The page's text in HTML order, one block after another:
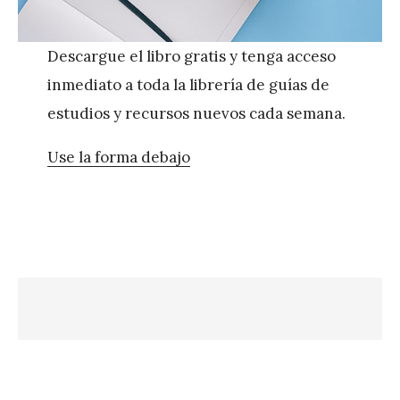
Descargue el libro gratis y tenga acceso
inmediato a toda la librería de guías de
estudios y recursos nuevos cada semana.
Use la forma debajo